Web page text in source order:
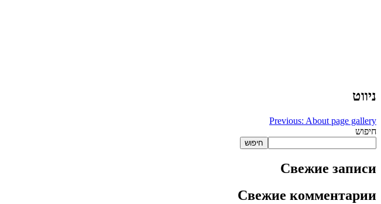
ניווט
Previous: About page gallery
חיפוש
חיפוש
Свежие записи
Свежие комментарии